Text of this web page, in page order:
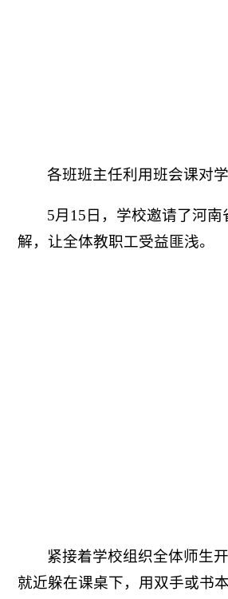
各班班主任利用班会课对
5月15日，学校邀请了河
解，让全体教职工受益匪浅。
紧接着学校组织全体师生
就近躲在课桌下，用双手或书